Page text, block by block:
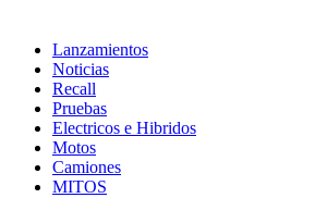
Lanzamientos
Noticias
Recall
Pruebas
Electricos e Hibridos
Motos
Camiones
MITOS